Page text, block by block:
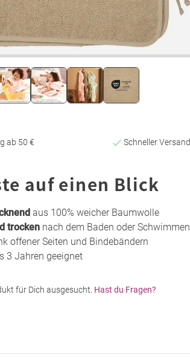
ab 50 € Schneller Versand
auf einen Blick
aus 100% weicher Baumwolle
trocken nach dem Baden oder Schwimmen
offener Seiten und Bindebändern
3 Jahren geeignet
für Dich ausgesucht. Hast du Fragen?